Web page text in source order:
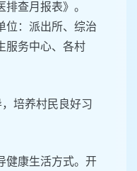
查月报表》。
位：派出所、综治
服务中心、各村
，培养村民良好习
健康生活方式。开